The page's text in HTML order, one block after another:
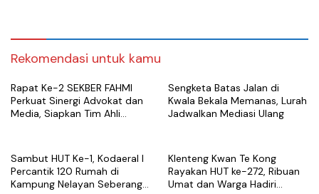
Rekomendasi untuk kamu
Rapat Ke-2 SEKBER FAHMI
Perkuat Sinergi Advokat dan
Media, Siapkan Tim Ahli
Sengketa Batas Jalan di
Kwala Bekala Memanas, Lurah
Jadwalkan Mediasi Ulang
Sambut HUT Ke-1, Kodaeral I
Percantik 120 Rumah di
Kampung Nelayan Seberang
Klenteng Kwan Te Kong
Rayakan HUT ke-272, Ribuan
Umat dan Warga Hadiri